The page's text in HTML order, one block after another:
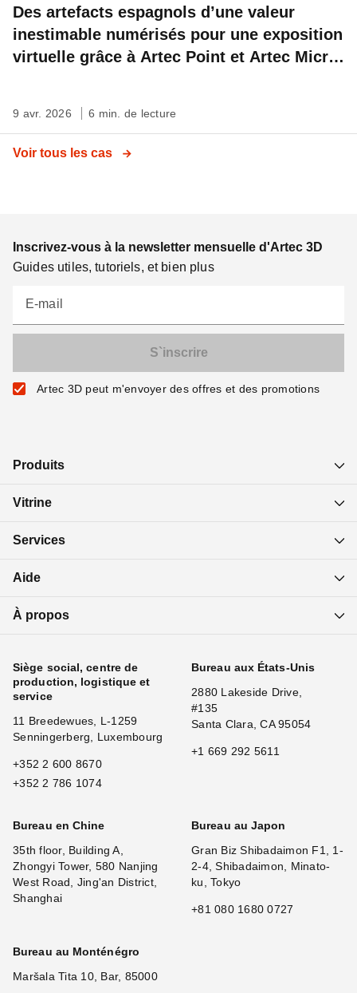
Des artefacts espagnols d’une valeur
inestimable numérisés pour une exposition
virtuelle grâce à Artec Point et Artec Micro
9 avr. 2026 6 min. de lecture
Voir tous les cas
Inscrivez-vous à la newsletter mensuelle d'Artec 3D
Guides utiles, tutoriels, et bien plus
E-mail
Artec 3D peut m'envoyer des offres et des promotions
Produits
Vitrine
Services
Aide
À propos
Siège social, centre de
production, logistique et
service
11 Breedewues, L-1259
Senningerberg, Luxembourg
+352 2 600 8670
+352 2 786 1074
Bureau aux États-Unis
2880 Lakeside Drive,
#135
Santa Clara, CA 95054
+1 669 292 5611
Bureau en Chine
35th floor, Building A,
Zhongyi Tower, 580 Nanjing
West Road, Jing'an District,
Shanghai
Bureau au Japon
Gran Biz Shibadaimon F1, 1-
2-4, Shibadaimon, Minato-
ku, Tokyo
+81 080 1680 0727
Bureau au Monténégro
Maršala Tita 10, Bar, 85000